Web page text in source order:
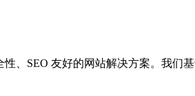
SEO 友好的网站解决方案。我们基